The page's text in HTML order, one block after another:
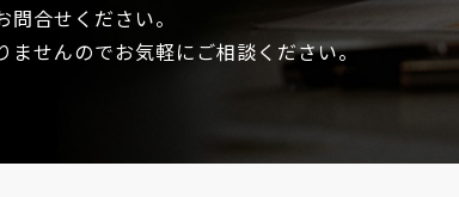
問合せください。
ませんのでお気軽にご相談ください。